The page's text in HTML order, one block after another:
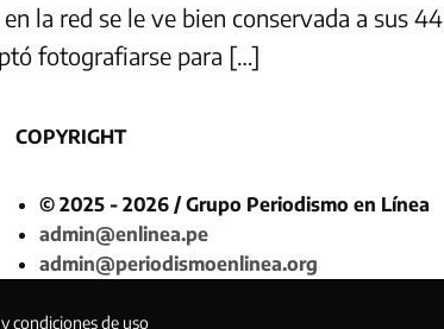
la red se le ve bien conservada a sus 44
fotografiarse para […]
COPYRIGHT
© 2025 - 2026 / Grupo Periodismo en Línea
admin@enlinea.pe
admin@periodismoenlinea.org
condiciones de uso